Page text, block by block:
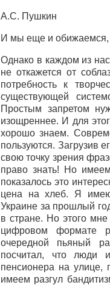
А.С. Пушкин
И мы еще и обижаемся,
Однако в каждом из
не откажется от
потребность к
существующей
Простым запретом
изощреннее. И для
хорошо знаем.
пользуются. Загрузив
свою точку зрения
право знать! Но
показалось это
цена на хлеб. Я имею
Украине за прошлый
в стране. Но этого
цифровом формате
очередной пьяный
посчитал, что люди
пенсионера на улице,
имеем разгул